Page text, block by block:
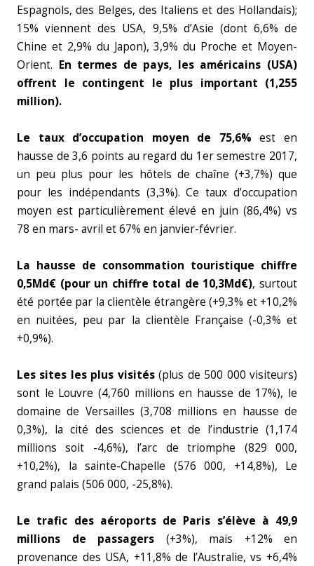
Espagnols, des Belges, des Italiens et des Hollandais);
15% viennent des USA, 9,5% d’Asie (dont 6,6% de
Chine et 2,9% du Japon), 3,9% du Proche et Moyen-
Orient. En termes de pays, les américains (USA)
offrent le contingent le plus important (1,255
million).
Le taux d’occupation moyen de 75,6% est en
hausse de 3,6 points au regard du 1er semestre 2017,
un peu plus pour les hôtels de chaîne (+3,7%) que
pour les indépendants (3,3%). Ce taux d’occupation
moyen est particulièrement élevé en juin (86,4%) vs
78 en mars- avril et 67% en janvier-février.
La hausse de consommation touristique chiffre
0,5Md€ (pour un chiffre total de 10,3Md€), surtout
été portée par la clientèle étrangère (+9,3% et +10,2%
en nuitées, peu par la clientèle Française (-0,3% et
+0,9%).
Les sites les plus visités(plus de 500 000 visiteurs)
sont le Louvre (4,760 millions en hausse de 17%), le
domaine de Versailles (3,708 millions en hausse de
0,3%), la cité des sciences et de l’industrie (1,174
millions soit -4,6%), l’arc de triomphe (829 000,
+10,2%), la sainte-Chapelle (576 000, +14,8%), Le
grand palais (506 000, -25,8%).
Le trafic des aéroports de Paris s’élève à 49,9
millions de passagers (+3%), mais +12% en
provenance des USA, +11,8% de l’Australie, vs +6,4%